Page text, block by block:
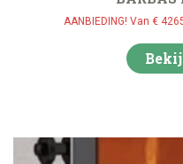
AANBIEDING! Van €